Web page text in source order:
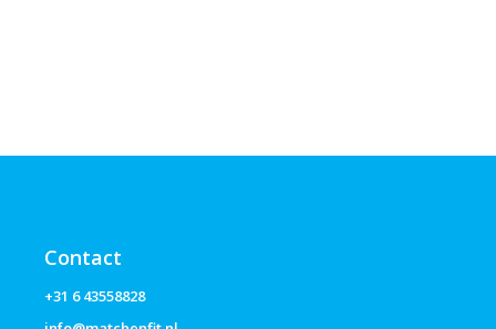
Contact
+31 6 43558828